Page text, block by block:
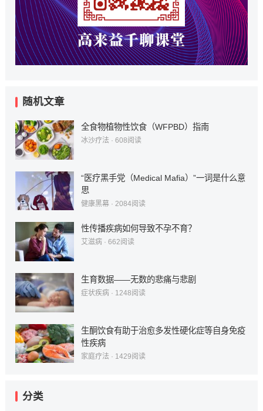
随机文章
全食物植物性饮食（WFPBD）指南
冰沙疗法 · 608阅读
“医疗黑手党（Medical Mafia）”一词是什么意
思
健康黑幕· 2084阅读
性传播疾病如何导致不孕不育？
艾滋病· 662阅读
生育数据——无数的悲痛与悲剧
症状疾病· 1248阅读
生酮饮食有助于治愈多发性硬化症等自身免疫
性疾病
家庭疗法 · 1429阅读
分类